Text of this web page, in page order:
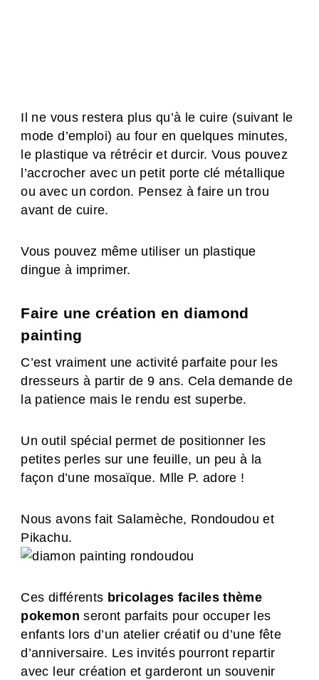
Il ne vous restera plus qu’à le cuire (suivant le
mode d’emploi) au four en quelques minutes,
le plastique va rétrécir et durcir. Vous pouvez
l’accrocher avec un petit porte clé métallique
ou avec un cordon. Pensez à faire un trou
avant de cuire.
Vous pouvez même utiliser un plastique
dingue à imprimer.
Faire une création en diamond
painting
C’est vraiment une activité parfaite pour les
dresseurs à partir de 9 ans. Cela demande de
la patience mais le rendu est superbe.
Un outil spécial permet de positionner les
petites perles sur une feuille, un peu à la
façon d’une mosaïque. Mlle P. adore !
Nous avons fait Salamèche, Rondoudou et
Pikachu.
Ces différents bricolages faciles thème
pokemon seront parfaits pour occuper les
enfants lors d’un atelier créatif ou d’une fête
d’anniversaire. Les invités pourront repartir
avec leur création et garderont un souvenir